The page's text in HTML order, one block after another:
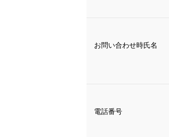
お問い合わせ時氏名
電話番号